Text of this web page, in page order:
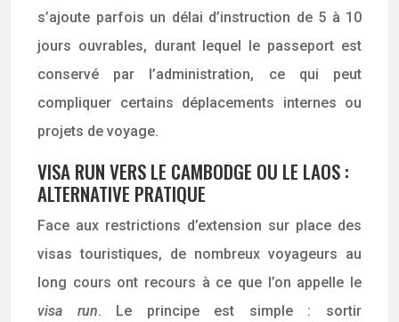
s’ajoute parfois un délai d’instruction de 5 à 10
jours ouvrables, durant lequel le passeport est
conservé par l’administration, ce qui peut
compliquer certains déplacements internes ou
projets de voyage.
VISA RUN VERS LE CAMBODGE OU LE LAOS :
ALTERNATIVE PRATIQUE
Face aux restrictions d’extension sur place des
visas touristiques, de nombreux voyageurs au
long cours ont recours à ce que l’on appelle le
visa run. Le principe est simple : sortir